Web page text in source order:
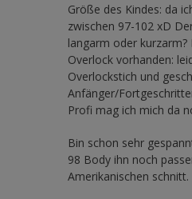
Größe des Kindes: da
zwischen 97-102 xD
langarm oder
Overlock vorhanden:
Overlockstich und
Anfänger/
Profi mag ich mich da
Bin schon sehr
98 Body ihn noch
Amerikanischen schnitt.